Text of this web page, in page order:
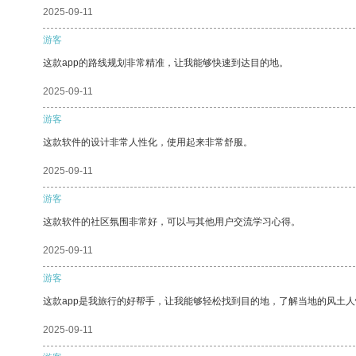
2025-09-11
游客
这款app的路线规划非常精准，让我能够快速到达目的地。
2025-09-11
游客
这款软件的设计非常人性化，使用起来非常舒服。
2025-09-11
游客
这款软件的社区氛围非常好，可以与其他用户交流学习心得。
2025-09-11
游客
这款app是我旅行的好帮手，让我能够轻松找到目的地，了解当地的风土
2025-09-11